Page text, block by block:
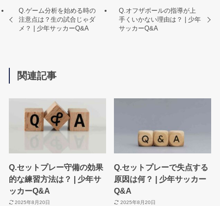
Q.ゲーム分析を始める時の
注意点は？生の試合じゃダ
メ？ | 少年サッカーQ&A
Q.オフザボールの指導が上
手くいかない理由は？ | 少年
サッカーQ&A
関連記事
Q.セットプレー守備の効果
的な練習方法は？ | 少年サ
ッカーQ&A
2025年8月20日
Q.セットプレーで失点する
原因は何？ | 少年サッカー
Q&A
2025年8月20日